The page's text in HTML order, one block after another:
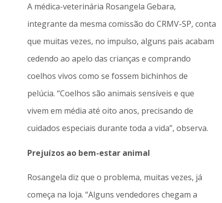
A médica-veterinária Rosangela Gebara,
integrante da mesma comissão do CRMV-SP, conta
que muitas vezes, no impulso, alguns pais acabam
cedendo ao apelo das crianças e comprando
coelhos vivos como se fossem bichinhos de
pelúcia. “Coelhos são animais sensíveis e que
vivem em média até oito anos, precisando de
cuidados especiais durante toda a vida”, observa.
Prejuízos ao bem-estar animal
Rosangela diz que o problema, muitas vezes, já
começa na loja. “Alguns vendedores chegam a